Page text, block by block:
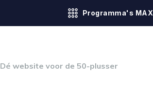
Programma's MAX
Dé website voor de 50-plusser